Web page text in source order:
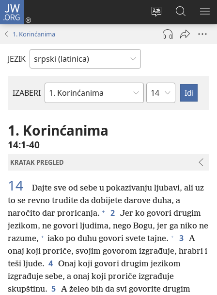
JW.ORG
Promeni
jezik
sajta
Prijava
(otvara
prozor)
Pretraga
sajta
JW.ORG
1. Korinćanima
JEZIK
IZABERI
Biblijska
Poglavlje
1. Korinćanima
14:1-40
KRATAK PREGLED
14
Dajte sve od sebe u pokazivanju ljubavi, ali uz
to se revno trudite da dobijete darove duha, a
naročito dar proricanja. + 2 Jer ko govori drugim
jezikom, ne govori ljudima, nego Bogu, jer ga niko ne
razume, + iako po duhu govori svete tajne. + 3 A
onaj koji proriče, svojim govorom izgrađuje, hrabri i
teši ljude. 4 Onaj koji govori drugim jezikom
izgrađuje sebe, a onaj koji proriče izgrađuje
skupštinu. 5 A želeo bih da svi govorite drugim